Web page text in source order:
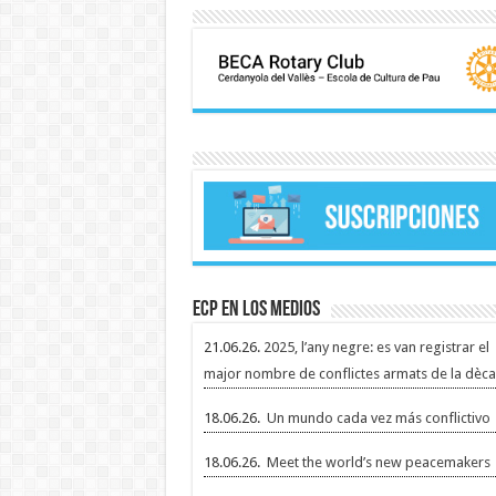
ECP en los medios
21.06.26. 2025, l’any negre: es van registrar el
major nombre de conflictes armats de la
18.06.26. Un mundo cada vez más conflictivo
18.06.26. Meet the world’s new peacemakers